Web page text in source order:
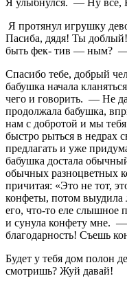
Я протянул игрушку
Пасиба, дядя! Ты
быть фек- тив — ным?
Спасибо тебе, добрый
бабушка начала
чего и говорить. — Не
продолжала бабушка,
нам с добротой и мы
быстро рыться в недрах
предлагать и уже
бабушка достала
обычных разноцветных
причитая: «Это не тот,
конфеты, потом выудила
его, что-то еле слышное
и сунула конфету мне.
благодарность! Съешь
Будет у тебя дом полон
смотришь? Жуй давай!